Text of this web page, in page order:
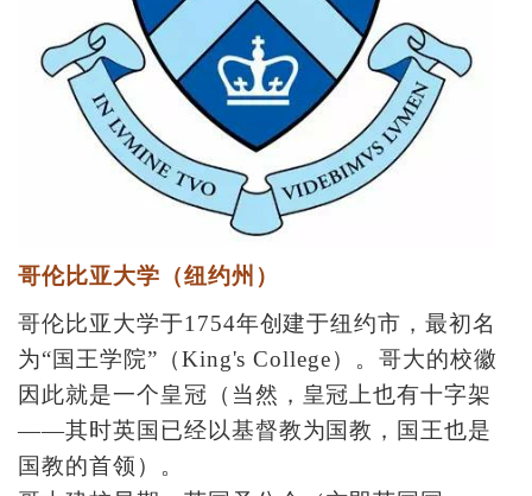
哥伦比亚大学（纽约州）
哥伦比亚大学于1754年创建于纽约市，最初名
为“国王学院”（King's College）。哥大的校徽
因此就是一个皇冠（当然，皇冠上也有十字架
——其时英国已经以基督教为国教，国王也是
国教的首领）。